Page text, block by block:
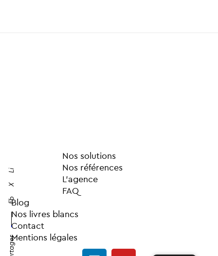
Partager
Fb
X
Li
Nos solutions
Nos références
L’agence
FAQ
Blog
Nos livres blancs
Contact
Mentions légales